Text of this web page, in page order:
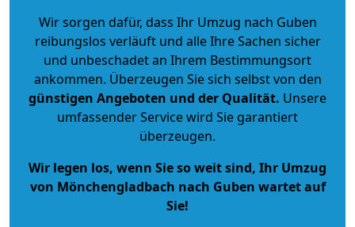
Wir sorgen dafür, dass Ihr Umzug nach Guben
reibungslos verläuft und alle Ihre Sachen sicher
und unbeschadet an Ihrem Bestimmungsort
ankommen. Überzeugen Sie sich selbst von den
günstigen Angeboten und der Qualität. Unsere
umfassender Service wird Sie garantiert
überzeugen.
Wir legen los, wenn Sie so weit sind, Ihr Umzug
von Mönchengladbach nach Guben wartet auf
Sie!